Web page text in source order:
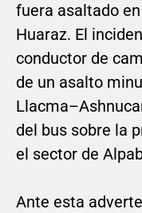
fuera asaltado
Huaraz. El
conductor de
de un asalto
del bus sobre la
el sector de
Ante esta